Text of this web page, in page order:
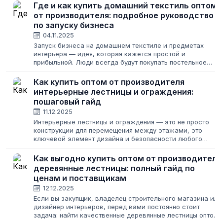
Где и как купить домашний текстиль оптом
от производителя: подробное руководство
по запуску бизнеса
04.11.2025
Запуск бизнеса на домашнем текстиле и предметах
интерьера — идея, которая кажется простой и
прибыльной. Люди всегда будут покупать постельное
скрываются десятки нюансов: где найти...
Как купить оптом от производителя
интерьерные лестницы и ограждения:
пошаговый гайд
11.12.2025
Интерьерные лестницы и ограждения — это не просто
конструкции для перемещения между этажами, это
ключевой элемент дизайна и безопасности любого
соответствие ГОСТам и, конечно, выгодная цена....
Как выгодно купить оптом от производителя
деревянные лестницы: полный гайд по
ценам и поставщикам
12.12.2025
Если вы закупщик, владелец строительного магазина
дизайнер интерьеров, перед вами постоянно стоит
задача: найти качественные деревянные лестницы оптом,